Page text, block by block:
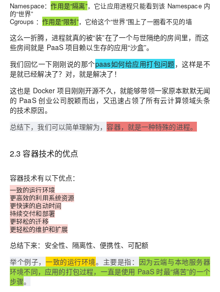
Namespace：作用是“隔离”，它让应用进程只能看到该 Namespace 内
的“世界”
Cgroups ： 作用是“限制”，它给这个“世界”围上了一圈看不见的墙
这么一折腾，进程就真的被“装”在了一个与世隔绝的房间里，而这
些房间就是 PaaS 项目赖以生存的应用“沙盒”。
我们回忆一下刚刚说的那个paas如何给应用打包问题，这样是不
是就已经解决了？对，就是解决了！
这也是 Docker 项目刚刚开源不久，就能够带领一家原本默默无闻
的 PaaS 创业公司脱颖而出，又迅速占领了所有云计算领域头条
的技术原因。
总结下，我们可以简单理解为，容器，就是一种特殊的进程。
2.3 容器技术的优点
容器技术有以下优点：
一致的运行环境
更高效的利用系统资源
更快速的启动时间
持续交付和部署
更轻松的迁移
更轻松的维护和扩展
总结下来：安全性、隔离性、便携性、可配额
举个例子， 一致的运行环境。主要是指： 因为云端与本地服务器
环境不同，应用的打包过程，一直是使用 PaaS 时最“痛苦”的一个
步骤。